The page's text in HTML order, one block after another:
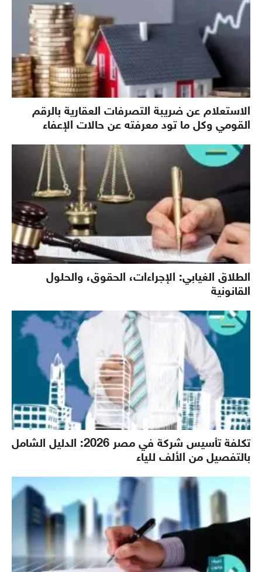
الاستعلام عن ضريبة التصرفات العقارية بالرقم
القومي وكل ما تود معرفته عن حالات الإعفاء
الطلاق الغيابي: الإجراءات، الحقوق، والحلول
القانونية
تكلفة تأسيس شركة في مصر 2026: الدليل الشامل
بالتفصيل من الألف للياء